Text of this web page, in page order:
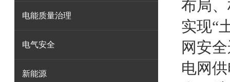
电能质量治理
电气安全
新能源
布局
实现“
网安
电网